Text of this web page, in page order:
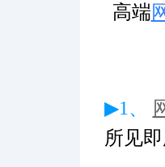
高端
▶1、
所见即